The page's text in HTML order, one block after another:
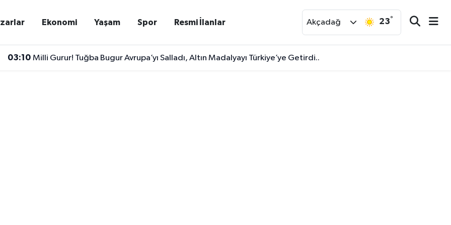
Ekonomi Yaşam Spor Resmi İlanlar Akçadağ 23°
03:10 Milli Gurur! Tuğba Bugur Avrupa’yı Salladı, Altın Madalyayı Türkiye’ye Getirdi..